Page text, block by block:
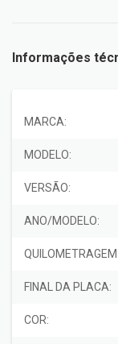
Informações
MARCA:
MODELO:
VERSÃO:
ANO/MODELO:
QUILOMETRAGEM:
FINAL DA PLACA:
COR: